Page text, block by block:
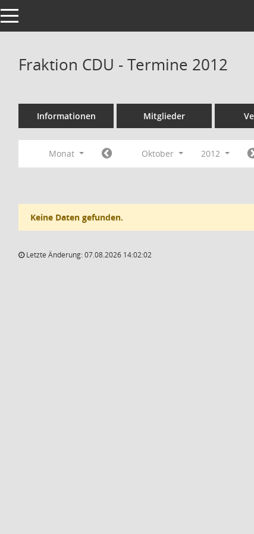
Toggle navigation
Fraktion CDU - Termine 2012
Informationen Mitglieder
Monat Oktober 2012
Keine Daten gefunden.
Letzte Änderung: 07.08.2026 14:02:02